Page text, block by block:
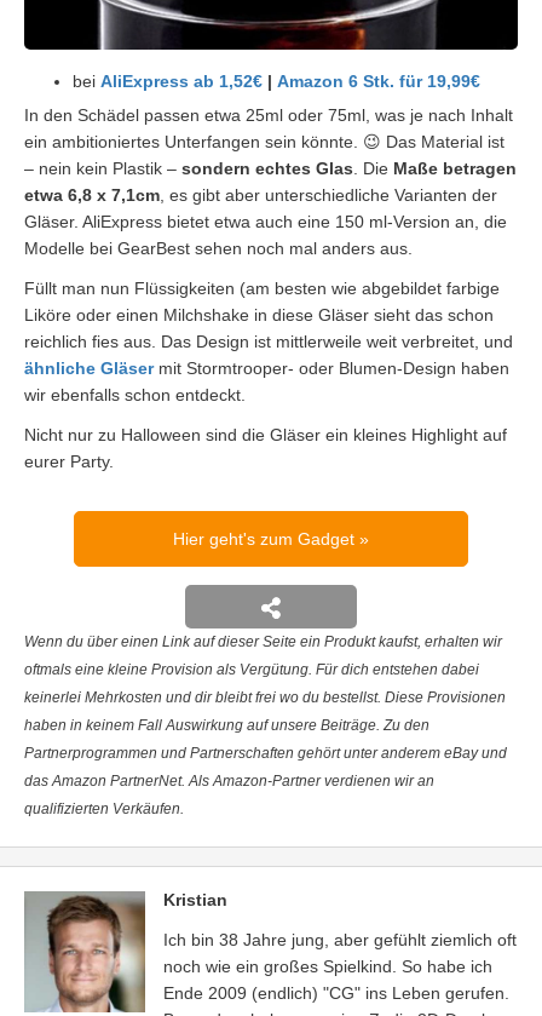
bei AliExpress ab 1,52€ | Amazon 6 Stk. für 19,99€
In den Schädel passen etwa 25ml oder 75ml, was je nach Inhalt
ein ambitioniertes Unterfangen sein könnte. 😉 Das Material ist
– nein kein Plastik – sondern echtes Glas. Die Maße betragen
etwa 6,8 x 7,1cm, es gibt aber unterschiedliche Varianten der
Gläser. AliExpress bietet etwa auch eine 150 ml-Version an, die
Modelle bei GearBest sehen noch mal anders aus.
Füllt man nun Flüssigkeiten (am besten wie abgebildet farbige
Liköre oder einen Milchshake in diese Gläser sieht das schon
reichlich fies aus. Das Design ist mittlerweile weit verbreitet, und
ähnliche Gläsermit Stormtrooper- oder Blumen-Design haben
wir ebenfalls schon entdeckt.
Nicht nur zu Halloween sind die Gläser ein kleines Highlight auf
eurer Party.
Hier geht's zum Gadget
Wenn du über einen Link auf dieser Seite ein Produkt kaufst, erhalten wir
oftmals eine kleine Provision als Vergütung. Für dich entstehen dabei
keinerlei Mehrkosten und dir bleibt frei wo du bestellst. Diese Provisionen
haben in keinem Fall Auswirkung auf unsere Beiträge. Zu den
Partnerprogrammen und Partnerschaften gehört unter anderem eBay und
das Amazon PartnerNet. Als Amazon-Partner verdienen wir an
qualifizierten Verkäufen.
Kristian
Ich bin 38 Jahre jung, aber gefühlt ziemlich oft
noch wie ein großes Spielkind. So habe ich
Ende 2009 (endlich) "CG" ins Leben gerufen.